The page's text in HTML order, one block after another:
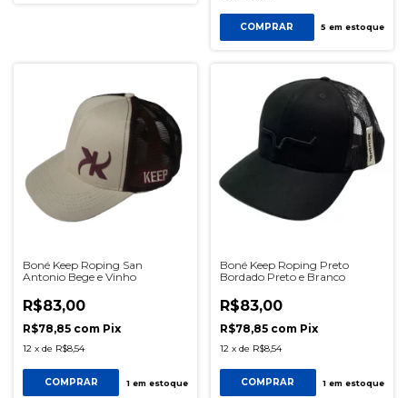
COMPRAR 5 em estoque
Boné Keep Roping San
Antonio Bege e Vinho
R$83,00
R$78,85 com Pix
12 x de R$8,54
COMPRAR 1em estoque
Boné Keep Roping Preto
Bordado Preto e Branco
R$83,00
R$78,85 com Pix
12 x de R$8,54
COMPRAR 1 em estoque